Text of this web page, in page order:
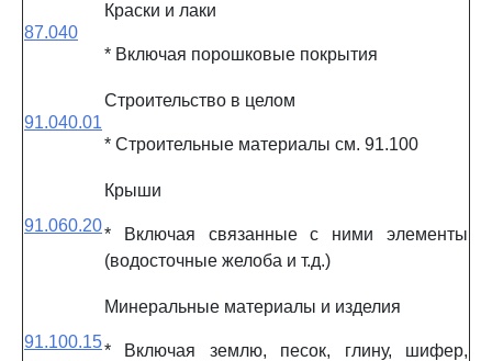
87.040
Краски и лаки
* Включая порошковые покрытия
91.040.01
Строительство в целом
* Строительные материалы см. 91.100
91.060.20
Крыши
* Включая связанные с ними элементы
(водосточные желоба и т.д.)
91.100.15
Минеральные материалы и изделия
* Включая землю, песок, глину, шифер,